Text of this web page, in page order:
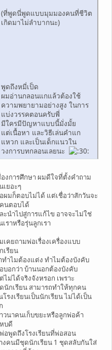
(ที่พูดนี่พูดแบบมุมมองคนที่ชีวิต
เกิดมาไม่ลำบากนะ)
พูดถึงหมี่เป็ด
ผมอ่านกลอนแกแล้วต้องใช้
ความพยายามอย่างสูง ในการ
แบ่งวรรคตอนครับพี่
มีใครมีปัญหาแบบนี้มั่งมั้ย
แต่เนื้อหา และวิธีเล่นคำแก
แหวก และเป็นเด็กแนวใน
วงการบทกลอนเลยนะ
องการศึกษา ผมดีใจที่ตั้งคำถาม
เยอะๆ
ผมก็ตอบไม่ได้ แต่เชื่อว่าสักวันจะ
นตอบได้
ะนำไปสู่การแก้ไข อาจจะไม่ใช่
เราหรือรุ่นลูกเรา
เคยถามพ่อเรื่องเครื่องแบบ
เรียน
ทำไมต้องแต่ง ทำไมต้องบังคับ
บอกว่า บ้านนอกต้องบังคับ
ไม่ได้จริงจังหรอก เพราะ
นักเรียน สามารถทำให้ทุกคน
โรงเรียนเป็นนักเรียน ไม่ได้เป็น
วนาคนเก็บขยะหรือลูกพ่อค้า
บดี
อพูดถึงโรงเรียนที่พ่อสอน
งคนมีชุดนักเรียน 1 ชุดสลับกันใส่